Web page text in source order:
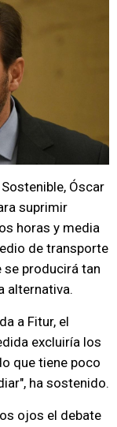
Óscar
suprimir
horas y media
de transporte
se producirá tan
alternativa.
a Fitur, el
excluiría los
que tiene poco
ha sostenido.
ojos el debate